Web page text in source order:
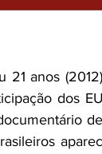
anos
dos